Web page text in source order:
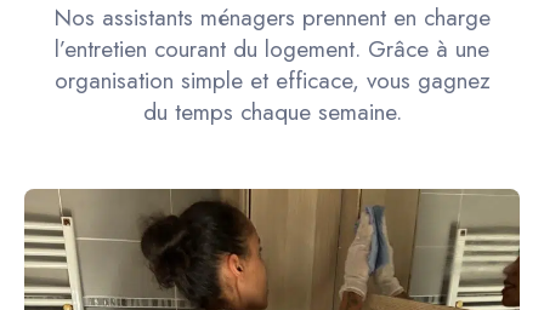
Nos assistants ménagers prennent en charge
l’entretien courant du logement. Grâce à une
organisation simple et efficace, vous gagnez
du temps chaque semaine.